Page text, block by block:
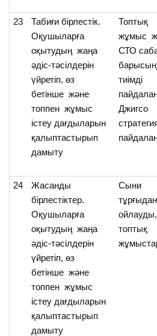
23
Табиғи бірлестік.
Оқушыларға
оқытудың жаңа
әдіс-тәсілдерін
үйретіп, өз
бетінше және
топпен жұмыс
істеу дағдыларын
қалыптастырып
дамыту
Топтық
жұмыс
СТО
тиімді
Джигсо
24
Жасанды
бірлестіктер.
Оқушыларға
оқытудың жаңа
әдіс-тәсілдерін
үйретіп, өз
бетінше және
топпен жұмыс
істеу дағдыларын
қалыптастырып
дамыту
Сыни
тұрғыдан
ойлауды,
топтық